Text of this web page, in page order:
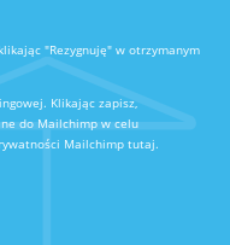
"Rezygnuję" w otrzymanym
Klikając zapisz,
do Mailchimp w celu
Mailchimp tutaj.